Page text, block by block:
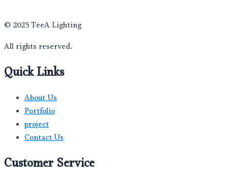
© 2025 TeeA Lighting
All rights reserved.
Quick Links
About Us
Portfolio
project
Contact Us
Customer Service